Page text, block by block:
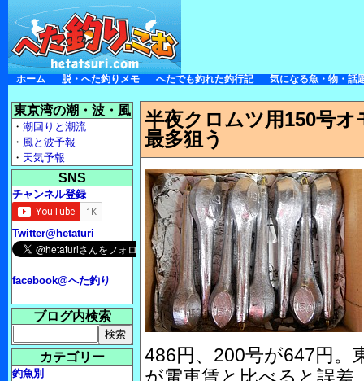
ホーム 脱・へた釣りメモ へたでも釣れた釣行記 気になる魚・物・話
半夜クロムツ用150号
最多狙う
486円、200号が647円。
東京湾の潮・波・風
・ 潮回りと潮流
・ 風と波予報
・ 天気予報
SNS
チャンネル登録
Twitter@hetaturi
facebook@へた釣り
ブログ内検索
カテゴリー
釣魚別